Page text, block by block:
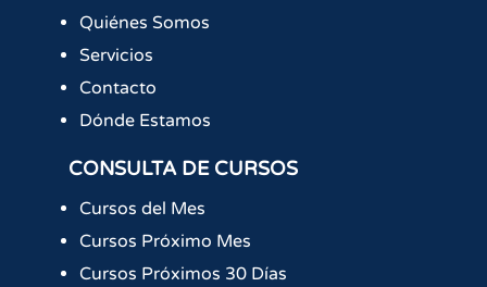
Quiénes Somos
Servicios
Contacto
Dónde Estamos
CONSULTA DE CURSOS
Cursos del Mes
Cursos Próximo Mes
Cursos Próximos 30 Días